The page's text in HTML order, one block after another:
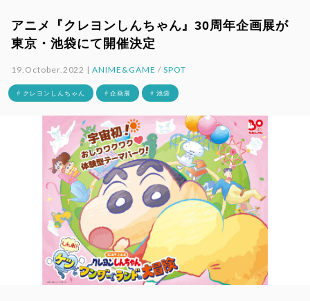
アニメ『クレヨンしんちゃん』30周年企画展が
東京・池袋にて開催決定
19.October.2022 |ANIME&GAME / SPOT
# クレヨンしんちゃん # 企画展 # 池袋